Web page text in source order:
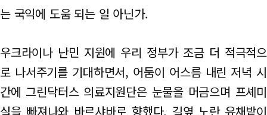
는 국익에 도움 되는 일 아닌가.
우크라이나 난민 지원에 우리 정부가 조금 더 적극적으
로 나서주기를 기대하면서, 어둠이 어스름 내린 저녁 시
간에 그린닥터스 의료지원단은 눈물을 머금으며 프셰미
실을 빠져나와 바르샤바로 향했다. 길옆 노란 유채밭이